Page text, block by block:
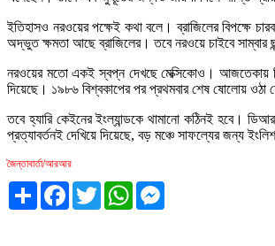
ইতিহাসও নরওয়ের পক্ষেই কথা বলে। ব্রাজিলের বিপক্ষে
অদ্ভুত ক্ষমতা আছে ব্রাজিলের। তবে নরওয়ে চাইবে সাম্বার
নরওয়ের মতো একই স্বপ্ন দেখছে মেক্সিকোও। আজতেকায়
দিয়েছে। ১৯৮৬ বিশ্বকাপের পর প্রথমবার শেষ ষোলোয় ওঠা
তবে হ্যারি কেইনের ইংল্যান্ডকে থামানো কঠিনই হবে।
প্রত্যাবর্তনই দেখিয়ে দিয়েছে, বড় মঞ্চে সাফল্যের জন্য
জৈন্তাবার্তা/আরআর
Share Facebook
TwitterWhatsApp